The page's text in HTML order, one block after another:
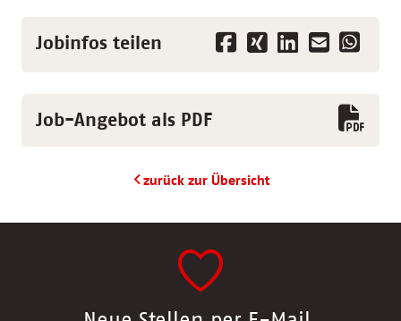
Jobinfos teilen
Job-Angebot als PDF
zurück zur Übersicht